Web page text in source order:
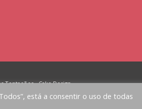
Tentações - Cake Design
AlbergueDigital.com
está a consentir o uso de todas